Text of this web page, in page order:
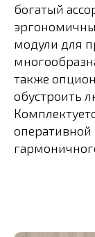
богатый
модули для
также
обустроить
оперативной